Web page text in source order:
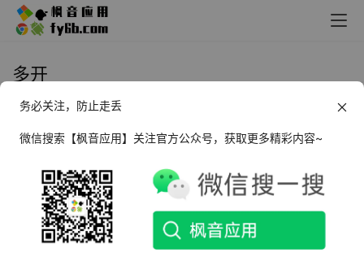
多开
2022年10月11日
务必关注，防止走丢
微信搜索【枫音应用】关注官方公众号，获取更多精彩内容~